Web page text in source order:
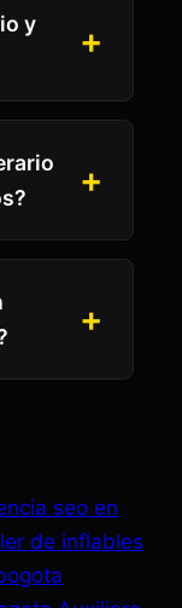
y
+
+
+
seo en
de inflables